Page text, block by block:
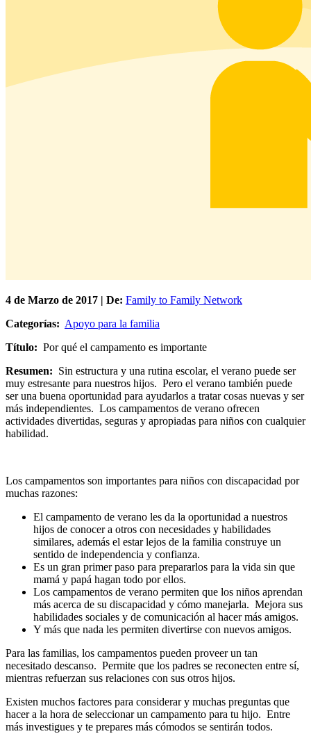
4 de Marzo de 2017 | De: Family to Family Network
Categorías: Apoyo para la familia
Título: Por qué el campamento es importante
Resumen: Sin estructura y una rutina escolar, el verano puede ser
muy estresante para nuestros hijos. Pero el verano también puede
ser una buena oportunidad para ayudarlos a tratar cosas nuevas y ser
más independientes. Los campamentos de verano ofrecen
actividades divertidas, seguras y apropiadas para niños con cualquier
habilidad.
Los campamentos son importantes para niños con discapacidad por
muchas razones:
El campamento de verano les da la oportunidad a nuestros
hijos de conocer a otros con necesidades y habilidades
similares, además el estar lejos de la familia construye un
sentido de independencia y confianza.
Es un gran primer paso para prepararlos para la vida sin que
mamá y papá hagan todo por ellos.
Los campamentos de verano permiten que los niños aprendan
más acerca de su discapacidad y cómo manejarla. Mejora sus
habilidades sociales y de comunicación al hacer más amigos.
Y más que nada les permiten divertirse con nuevos amigos.
Para las familias, los campamentos pueden proveer un tan
necesitado descanso. Permite que los padres se reconecten entre sí,
mientras refuerzan sus relaciones con sus otros hijos.
Existen muchos factores para considerar y muchas preguntas que
hacer a la hora de seleccionar un campamento para tu hijo. Entre
más investigues y te prepares más cómodos se sentirán todos.